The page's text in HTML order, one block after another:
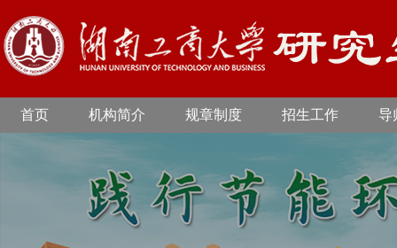
首页 机构简介 规章制度 招生工作 导